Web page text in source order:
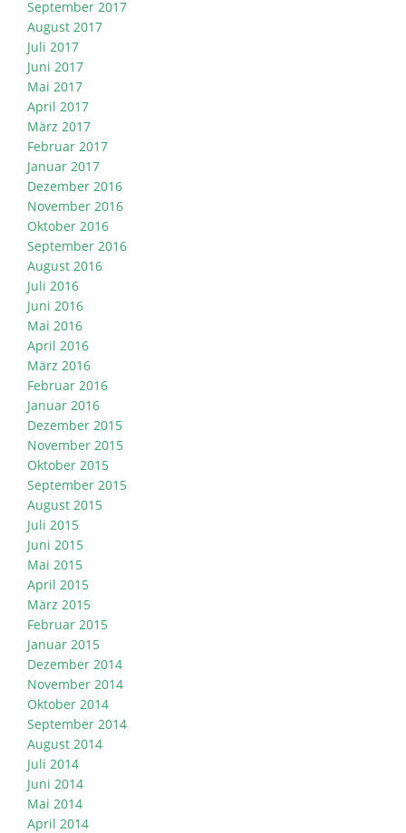
September 2017
August 2017
Juli 2017
Juni 2017
Mai 2017
April 2017
März 2017
Februar 2017
Januar 2017
Dezember 2016
November 2016
Oktober 2016
September 2016
August 2016
Juli 2016
Juni 2016
Mai 2016
April 2016
März 2016
Februar 2016
Januar 2016
Dezember 2015
November 2015
Oktober 2015
September 2015
August 2015
Juli 2015
Juni 2015
Mai 2015
April 2015
März 2015
Februar 2015
Januar 2015
Dezember 2014
November 2014
Oktober 2014
September 2014
August 2014
Juli 2014
Juni 2014
Mai 2014
April 2014